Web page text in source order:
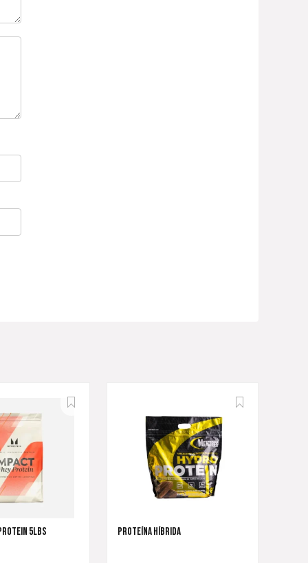
5LBS PROTEÍNA HÍBRIDA